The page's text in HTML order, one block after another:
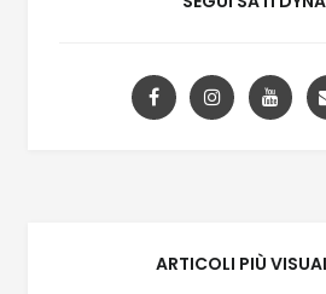
ARTICOLI PIÙ